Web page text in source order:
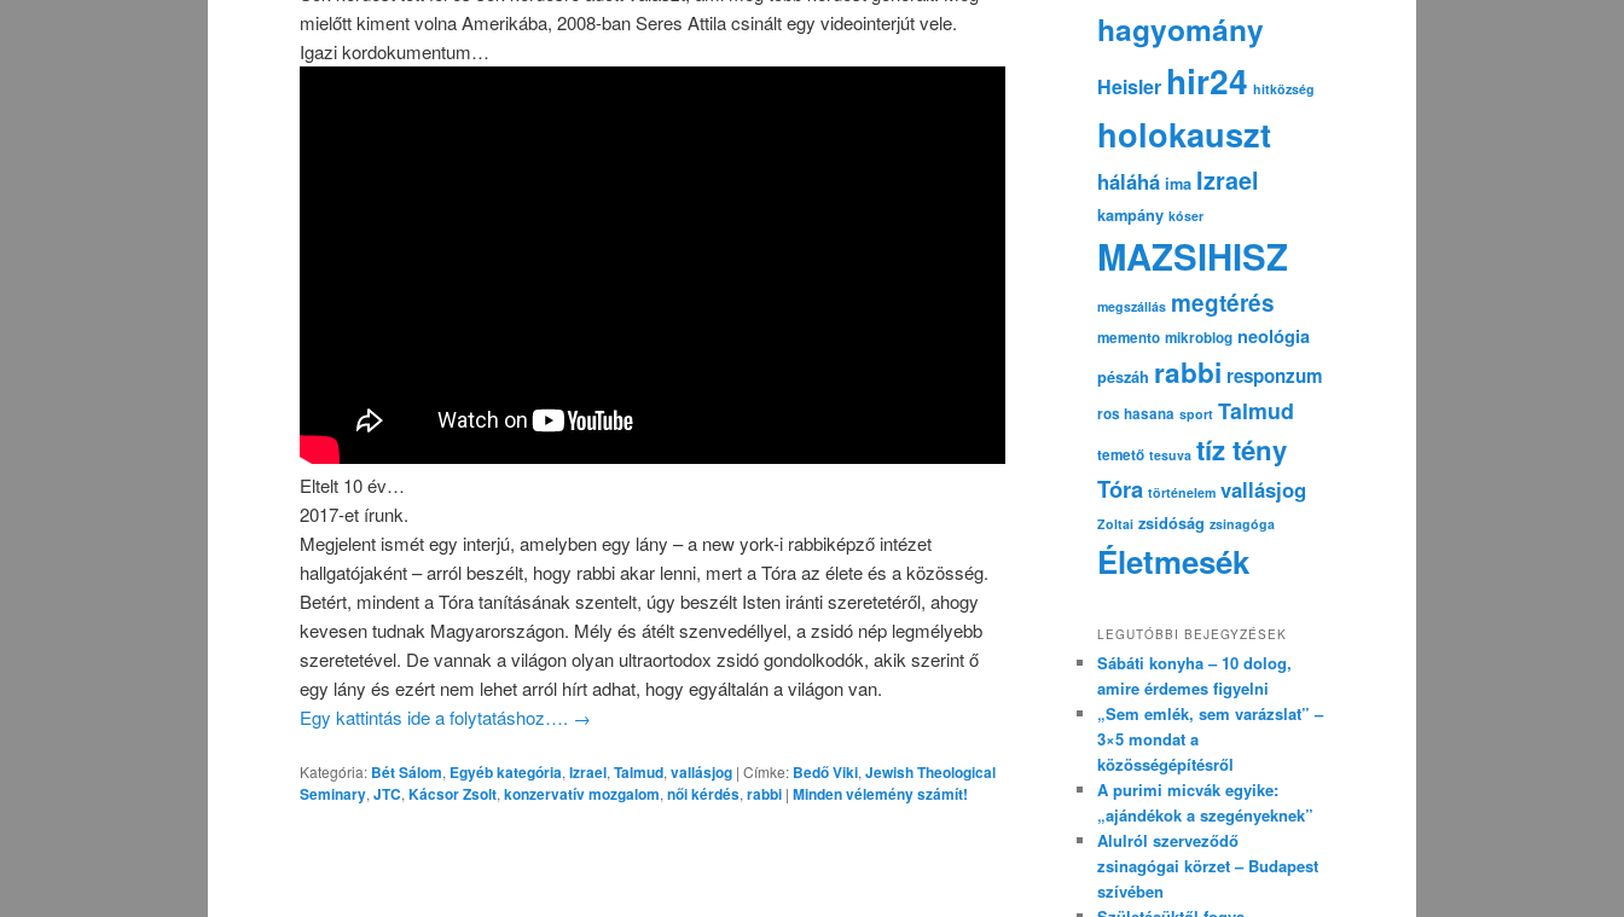
mielőtt kiment volna Amerikába, 2008-ban Seres Attila csinált egy videointerjút vele.
Igazi kordokumentum…
Eltelt 10 év…
2017-et írunk.
Megjelent ismét egy interjú, amelyben egy lány – a new york-i rabbiképző intézet
hallgatójaként – arról beszélt, hogy rabbi akar lenni, mert a Tóra az élete és a közösség.
Betért, mindent a Tóra tanításának szentelt, úgy beszélt Isten iránti szeretetéről, ahogy
kevesen tudnak Magyarországon. Mély és átélt szenvedéllyel, a zsidó nép legmélyebb
szeretetével. De vannak a világon olyan ultraortodox zsidó gondolkodók, akik szerint ő
egy lány és ezért nem lehet arról hírt adhat, hogy egyáltalán a világon van.
Egy kattintás ide a folytatáshoz…. →
Kategória: Bét Sálom, Egyéb kategória, Izrael, Talmud, vallásjog | Címke: Bedő Viki, Jewish Theological
Seminary, JTC, Kácsor Zsolt, konzervatív mozgalom, női kérdés, rabbi | Minden vélemény számít!
hagyomány
Heisler hir24 hitközség
holokauszt
háláhá ima Izrael
kampány kóser
MAZSIHISZ
megszállás megtérés
memento mikroblog neológia
pészáh rabbi responzum
ros hasana sport Talmud
temető tesuva tíz tény
Tóra történelem vallásjog
Zoltai zsidóság zsinagóga
Életmesék
LEGUTÓBBI BEJEGYZÉSEK
Sábáti konyha – 10 dolog,
amire érdemes figyelni
„Sem emlék, sem varázslat” –
3×5 mondat a
közösségépítésről
A purimi micvák egyike:
„ajándékok a szegényeknek”
Alulról szerveződő
zsinagógai körzet – Budapest
szívében